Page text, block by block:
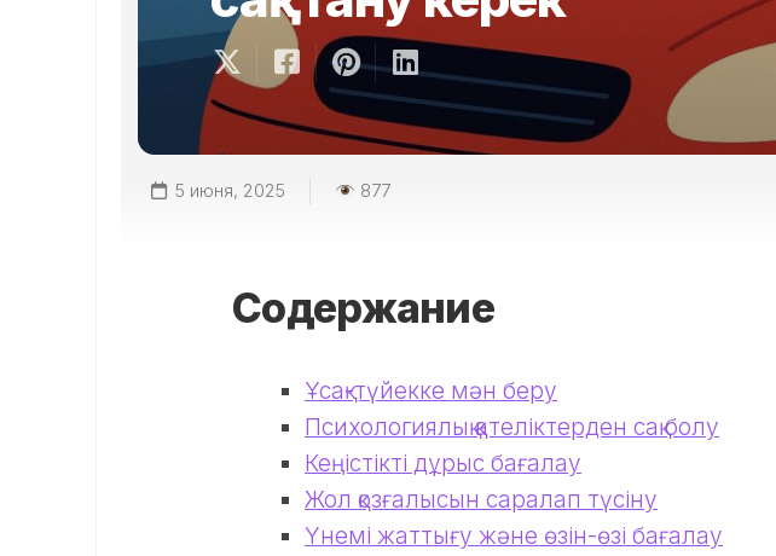
5 июня, 2025 877
Содержание
Ұсақ-түйекке мән беру
Психологиялық қателіктерден сақ болу
Кеңістікті дұрыс бағалау
Жол қозғалысын саралап түсіну
Үнемі жаттығу және өзін-өзі бағалау